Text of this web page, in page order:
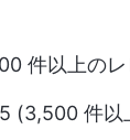
件以上のレ
(3,500 件以